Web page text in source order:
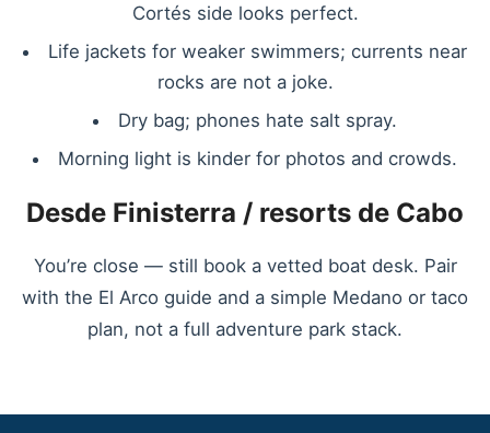
Cortés side looks perfect.
Life jackets for weaker swimmers; currents near
rocks are not a joke.
Dry bag; phones hate salt spray.
Morning light is kinder for photos and crowds.
Desde Finisterra / resorts de Cabo
You’re close — still book a vetted boat desk. Pair
with the El Arco guide and a simple Medano or taco
plan, not a full adventure park stack.